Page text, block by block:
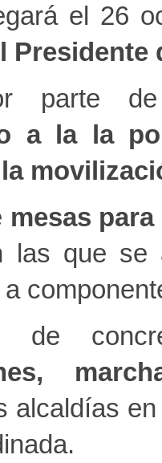
el 26
Presidente
parte
a la la
mesas
las que se
de
alcaldías